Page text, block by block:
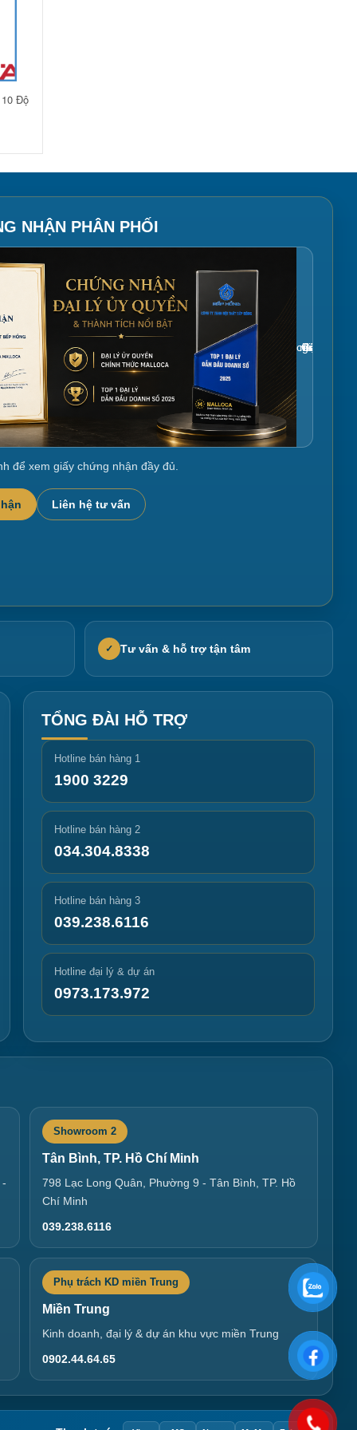
Độ
NHẬN PHÂN PHỐI
Gắn link ảnh giấy chứng nhận tại đây
để xem giấy chứng nhận đầy đủ.
Liên hệ tư vấn
✓ Tư vấn & hỗ trợ tận tâm
TỔNG ĐÀI HỖ TRỢ
Hotline bán hàng 1
1900 3229
Hotline bán hàng 2
034.304.8338
Hotline bán hàng 3
039.238.6116
Hotline đại lý & dự án
0973.173.972
Showroom 2
Tân Bình, TP. Hồ Chí Minh
798 Lạc Long Quân, Phường 9 - Tân Bình, TP. Hồ
Chí Minh
039.238.6116
Phụ trách KD miền Trung
Miền Trung
Kinh doanh, đại lý & dự án khu vực miền Trung
0902.44.64.65